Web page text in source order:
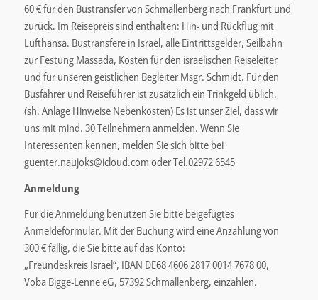
60 € für den Bustransfer von Schmallenberg nach Frankfurt und
zurück. Im Reisepreis sind enthalten: Hin- und Rückflug mit
Lufthansa. Bustransfere in Israel, alle Eintrittsgelder, Seilbahn
zur Festung Massada, Kosten für den israelischen Reiseleiter
und für unseren geistlichen Begleiter Msgr. Schmidt. Für den
Busfahrer und Reiseführer ist zusätzlich ein Trinkgeld üblich.
(sh. Anlage Hinweise Nebenkosten) Es ist unser Ziel, dass wir
uns mit mind. 30 Teilnehmern anmelden. Wenn Sie
Interessenten kennen, melden Sie sich bitte bei
guenter.naujoks@icloud.com oder Tel.02972 6545
Anmeldung
Für die Anmeldung benutzen Sie bitte beigefügtes
Anmeldeformular. Mit der Buchung wird eine Anzahlung von
300 € fällig, die Sie bitte auf das Konto:
„Freundeskreis Israel“, IBAN DE68 4606 2817 0014 7678 00,
Voba Bigge-Lenne eG, 57392 Schmallenberg, einzahlen.